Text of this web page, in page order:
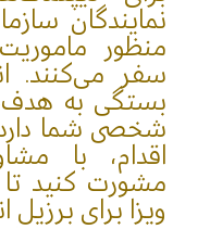
نمایندگان
منظور
سفر می‌کنند.
بستگی به
شخصی شما
مشورت کنید تا
ویزا برای